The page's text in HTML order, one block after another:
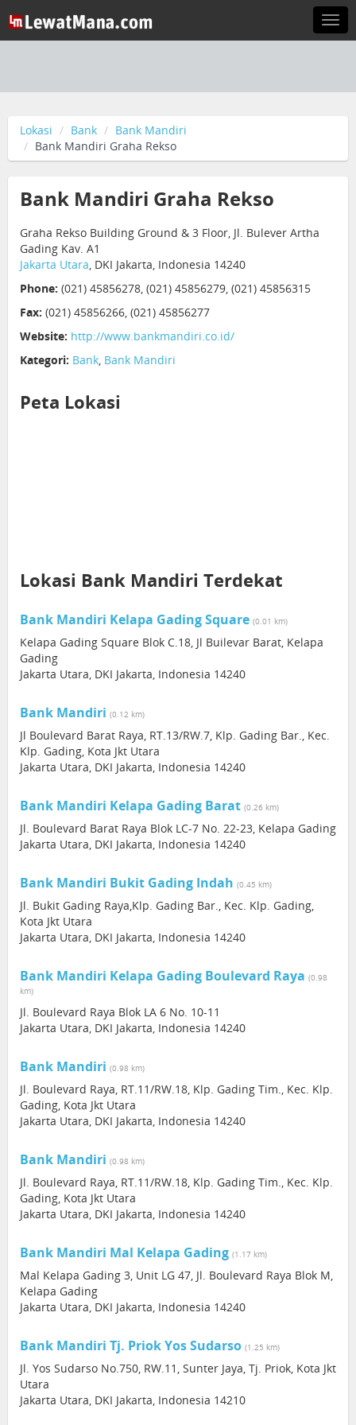
Lokasi Bank
Bank Mandiri
Bank Mandiri Graha Rekso
Bank Mandiri Graha Rekso
Graha Rekso Building Ground & 3 Floor, Jl. Bulever Artha
Gading Kav. A1
Jakarta Utara, DKI Jakarta, Indonesia 14240
Phone: (021) 45856278, (021) 45856279, (021) 45856315
Fax: (021) 45856266, (021) 45856277
Website: http://www.bankmandiri.co.id/
Kategori: Bank, Bank Mandiri
Peta Lokasi
Lokasi Bank Mandiri Terdekat
Bank Mandiri Kelapa Gading Square (0.01 km)
Kelapa Gading Square Blok C.18, Jl Builevar Barat, Kelapa
Gading
Jakarta Utara, DKI Jakarta, Indonesia 14240
Bank Mandiri (0.12 km)
Jl Boulevard Barat Raya, RT.13/RW.7, Klp. Gading Bar., Kec.
Klp. Gading, Kota Jkt Utara
Jakarta Utara, DKI Jakarta, Indonesia 14240
Bank Mandiri Kelapa Gading Barat (0.26 km)
Jl. Boulevard Barat Raya Blok LC-7 No. 22-23, Kelapa Gading
Jakarta Utara, DKI Jakarta, Indonesia 14240
Bank Mandiri Bukit Gading Indah (0.45 km)
Jl. Bukit Gading Raya,Klp. Gading Bar., Kec. Klp. Gading,
Kota Jkt Utara
Jakarta Utara, DKI Jakarta, Indonesia 14240
Bank Mandiri Kelapa Gading Boulevard Raya (0.98
km)
Jl. Boulevard Raya Blok LA 6 No. 10-11
Jakarta Utara, DKI Jakarta, Indonesia 14240
Bank Mandiri (0.98 km)
Jl. Boulevard Raya, RT.11/RW.18, Klp. Gading Tim., Kec. Klp.
Gading, Kota Jkt Utara
Jakarta Utara, DKI Jakarta, Indonesia 14240
Bank Mandiri (0.98 km)
Jl. Boulevard Raya, RT.11/RW.18, Klp. Gading Tim., Kec. Klp.
Gading, Kota Jkt Utara
Jakarta Utara, DKI Jakarta, Indonesia 14240
Bank Mandiri Mal Kelapa Gading (1.17 km)
Mal Kelapa Gading 3, Unit LG 47, Jl. Boulevard Raya Blok M,
Kelapa Gading
Jakarta Utara, DKI Jakarta, Indonesia 14240
Bank Mandiri Tj. Priok Yos Sudarso (1.25 km)
Jl. Yos Sudarso No.750, RW.11, Sunter Jaya, Tj. Priok, Kota Jkt
Utara
Jakarta Utara, DKI Jakarta, Indonesia 14210